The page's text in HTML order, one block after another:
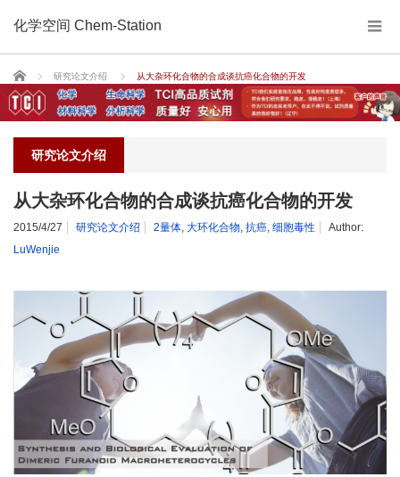
化学空间 Chem-Station
Home 研究论文介绍 从大杂环化合物的合成谈抗癌化合物的开发
研究论文介绍
从大杂环化合物的合成谈抗癌化合物的开发
2015/4/27 研究论文介绍 2量体 大环化合物 抗癌 细胞毒性
Author:
LuWenjie